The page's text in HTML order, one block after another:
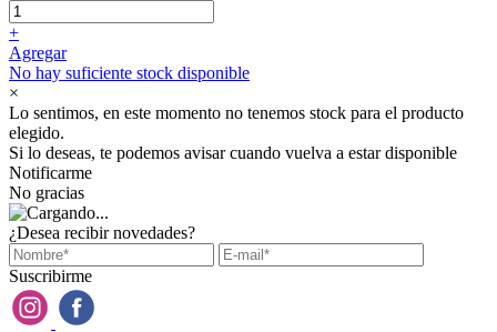
+
Agregar
No hay suficiente stock disponible
×
Lo sentimos, en este momento no tenemos stock para el producto
elegido.
Si lo deseas, te podemos avisar cuando vuelva a estar disponible
Notificarme
No gracias
¿Desea recibir novedades?
Suscribirme